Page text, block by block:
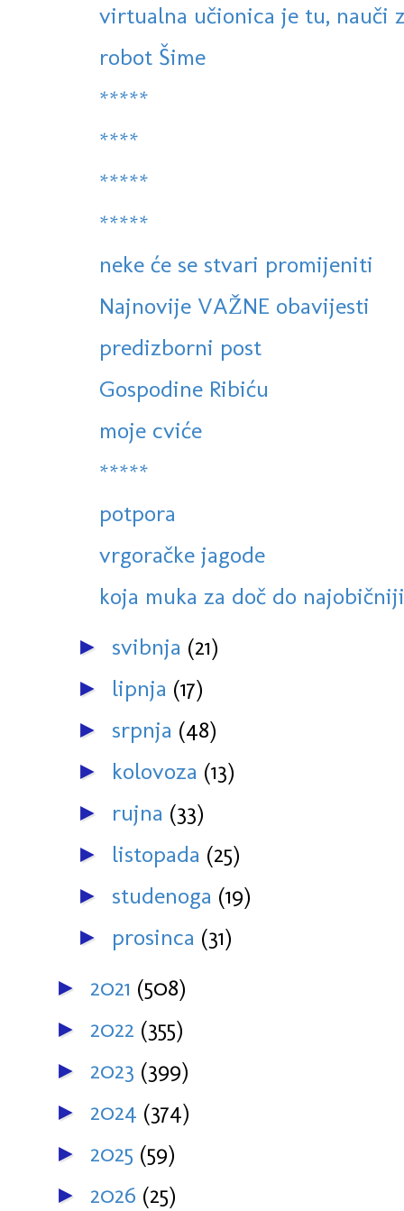
virtualna učionica je tu, nauči
robot Šime
*****
****
*****
*****
neke će se stvari promijeniti
Najnovije VAŽNE obavijesti
predizborni post
Gospodine Ribiću
moje cviće
*****
potpora
vrgoračke jagode
koja muka za doč do
► svibnja (21)
► lipnja (17)
► srpnja (48)
► kolovoza (13)
► rujna (33)
► listopada (25)
► studenoga (19)
► prosinca (31)
► 2021 (508)
► 2022 (355)
► 2023 (399)
► 2024 (374)
► 2025 (59)
► 2026 (25)